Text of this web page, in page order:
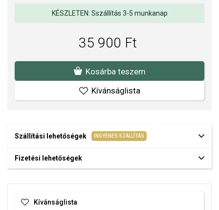
KÉSZLETEN: Sszállítás 3-5 munkanap
35 900 Ft
Kosárba teszem
Kívánságlista
Szállítási lehetőségek INGYENES SZÁLLÍTÁS
Fizetési lehetőségek
Kívánságlista